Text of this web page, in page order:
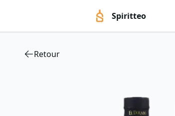
Spiritteo
Retour